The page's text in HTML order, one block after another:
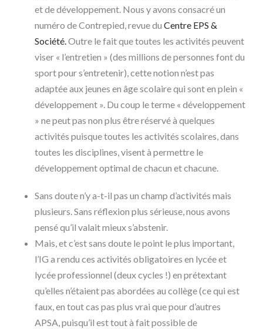
et de développement. Nous y avons consacré un
numéro de Contrepied, revue du Centre EPS &
Société.Outre le fait que toutes les activités peuvent
viser « l’entretien » (des millions de personnes font du
sport pour s’entretenir), cette notion n’est pas
adaptée aux jeunes en âge scolaire qui sont en plein «
développement ». Du coup le terme « développement
» ne peut pas non plus être réservé à quelques
activités puisque toutes les activités scolaires, dans
toutes les disciplines, visent à permettre le
développement optimal de chacun et chacune.
Sans doute n’y a-t-il pas un champ d’activités mais
plusieurs. Sans réflexion plus sérieuse, nous avons
pensé qu’il valait mieux s’abstenir.
Mais, et c’est sans doute le point le plus important,
l’IG a rendu ces activités obligatoires en lycée et
lycée professionnel (deux cycles !) en prétextant
qu’elles n’étaient pas abordées au collège (ce qui est
faux, en tout cas pas plus vrai que pour d’autres
APSA, puisqu’il est tout à fait possible de